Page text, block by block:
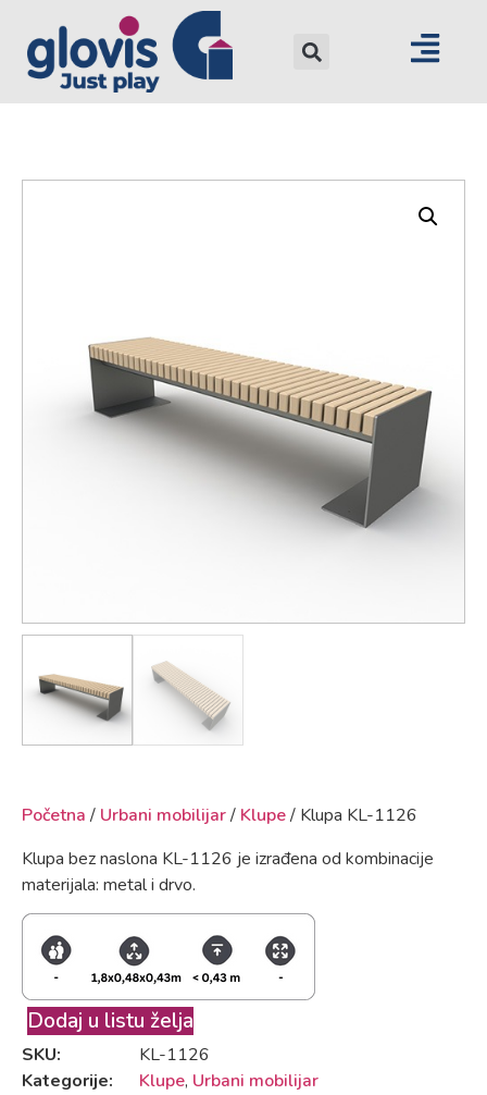
Početna / Urbani mobilijar/ Klupe/ Klupa KL-1126
Klupa bez naslona KL-1126 je izrađena od kombinacije
materijala: metal i drvo.
Dodaj u listu želja
SKU:
KL-1126
Kategorije:
Klupe, Urbani mobilijar